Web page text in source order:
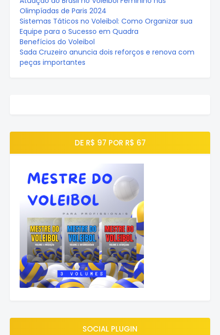
Olimpíadas de Paris 2024
Sistemas Táticos no Voleibol: Como Organizar sua
Equipe para o Sucesso em Quadra
Benefícios do Voleibol
Sada Cruzeiro anuncia dois reforços e renova com
peças importantes
DE R$ 97 POR R$ 67
SOCIAL PLUGIN